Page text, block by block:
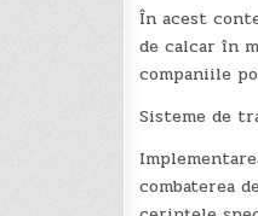
În acest
de calcar în
companiile
Sisteme de
combaterea